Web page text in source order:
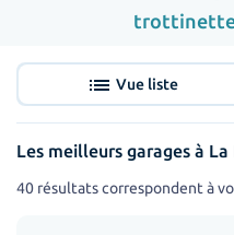
trottinette
list Vue liste
Les meilleurs garages à
40 résultats correspondent à